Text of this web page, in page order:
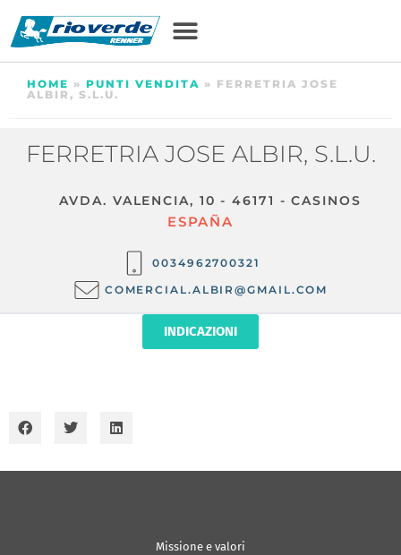
HOME » PUNTI VENDITA » FERRETRIA JOSE
ALBIR, S.L.U.
FERRETRIA JOSE ALBIR, S.L.U.
AVDA. VALENCIA, 10 - 46171 - CASINOS
ESPAÑA
0034962700321
COMERCIAL.ALBIR@GMAIL.COM
INDICAZIONI
Missione e valori